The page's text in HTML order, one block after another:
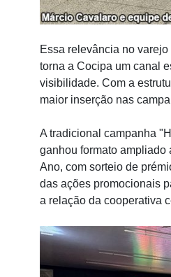
Essa relevância no
torna a Cocipa um canal
visibilidade. Com a
maior inserção nas
A tradicional campanha
ganhou formato ampliado
Ano, com sorteio de
das ações promocionais
a relação da cooperativa